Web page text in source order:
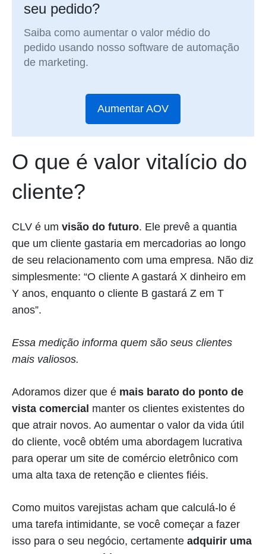
seu pedido?
Saiba como aumentar o valor médio do
pedido usando nosso software de automação
de marketing.
Aumentar AOV
O que é valor vitalício do
cliente?
CLV é um visão do futuro. Ele prevê a quantia
que um cliente gastaria em mercadorias ao longo
de seu relacionamento com uma empresa. Não diz
simplesmente: “O cliente A gastará X dinheiro em
Y anos, enquanto o cliente B gastará Z em T
anos”.
Essa medição informa quem são seus clientes
mais valiosos.
Adoramos dizer que é mais barato do ponto de
vista comercial manter os clientes existentes do
que atrair novos. Ao aumentar o valor da vida útil
do cliente, você obtém uma abordagem lucrativa
para operar um site de comércio eletrônico com
uma alta taxa de retenção e clientes fiéis.
Como muitos varejistas acham que calculá-lo é
uma tarefa intimidante, se você começar a fazer
isso para o seu negócio, certamente adquirir uma